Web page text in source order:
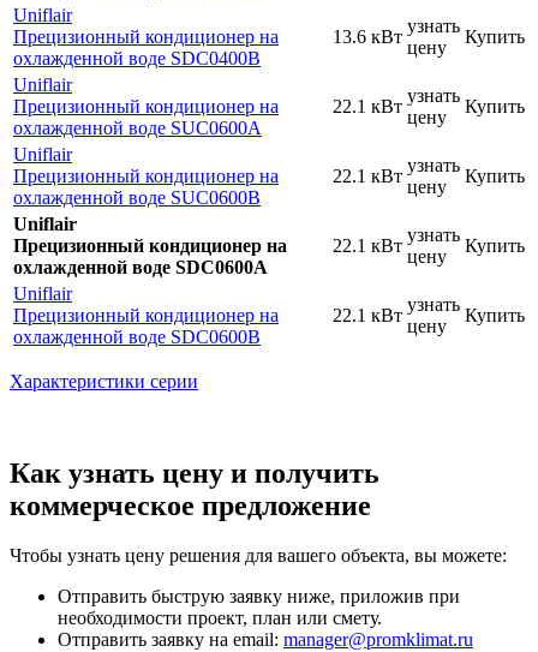
Uniflair
Прецизионный кондиционер на
охлажденной воде SDC0400B
13.6 кВт
узнать
цену
Купить
Uniflair
Прецизионный кондиционер на
охлажденной воде SUC0600A
22.1 кВт
узнать
цену
Купить
Uniflair
Прецизионный кондиционер на
охлажденной воде SUC0600B
22.1 кВт
узнать
цену
Купить
Uniflair
Прецизионный кондиционер на
охлажденной воде SDC0600A
22.1 кВт
узнать
цену
Купить
Uniflair
Прецизионный кондиционер на
охлажденной воде SDC0600B
22.1 кВт
узнать
цену
Купить
Характеристики серии
Как узнать цену и получить
коммерческое предложение
Чтобы узнать цену решения для вашего объекта, вы можете:
Отправить быструю заявку ниже, приложив при
необходимости проект, план или смету.
Отправить заявку на email: manager@promklimat.ru